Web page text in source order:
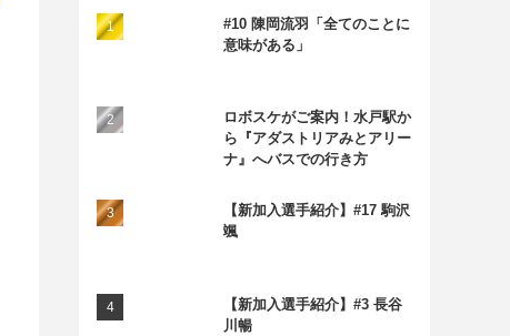
#10 陳岡流羽「全てのことに
意味がある」
ロボスケがご案内！水戸駅か
ら『アダストリアみとアリー
ナ』へバスでの行き方
【新加入選手紹介】#17 駒沢
颯
【新加入選手紹介】#3 長谷
川暢